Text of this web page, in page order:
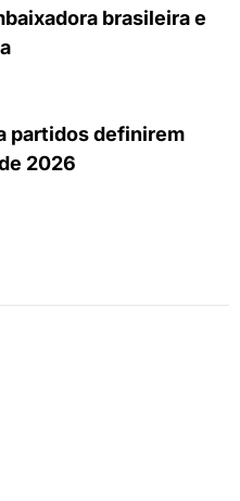
brasileira e
partidos definirem
2026